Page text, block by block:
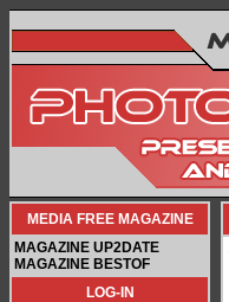
MEDIA FREE MAGAZINE
MAGAZINE UP2DATE
MAGAZINE BESTOF
LOG-IN